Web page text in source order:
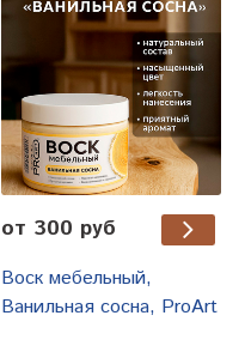
от 300 руб
Воск мебельный,
Ванильная сосна, ProArt